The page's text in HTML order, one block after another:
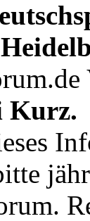
Kurz.